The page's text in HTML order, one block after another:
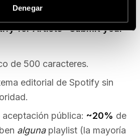
Denegar deja de ser sutil.
for Artists "Submit your
de 500 caracteres.
editorial de Spotify sin
aceptación pública: ~20% de
algunaplaylist (la mayoría